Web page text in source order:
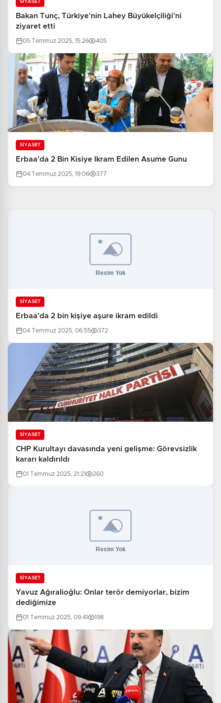
SİYASET
Bakan Tunç, Türkiye'nin Lahey Büyükelçiliği'ni
ziyaret etti
05 Temmuz 2025, 15:26 405
SİYASET
Erbaa'da 2 Bin Kisiye Ikram Edilen Asume Gunu
04 Temmuz 2025, 19:06 377
SİYASET
Erbaa'da 2 bin kişiye aşure ikram edildi
04 Temmuz 2025, 06:55 372
SİYASET
CHP Kurultayı davasında yeni gelişme: Görevsizlik
kararı kaldırıldı
01 Temmuz 2025, 21:21 260
SİYASET
Yavuz Ağıralioğlu: Onlar terör demiyorlar, bizim
dediğimize
01 Temmuz 2025, 09:41 198